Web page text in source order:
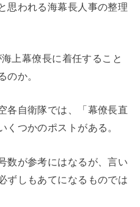
思われる海幕長人事の整理
上幕僚長に着任すること
のか。
各自衛隊では、「幕僚長直
くつかのポストがある。
数が参考にはなるが、言い
ずしもあてになるものでは